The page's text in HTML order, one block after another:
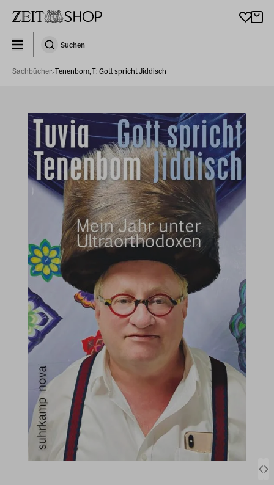
zeit_storefront.components.search.collapsed
SuchenSuchen
Sachbücher Tenenbom, T: Gott spricht Jiddisch